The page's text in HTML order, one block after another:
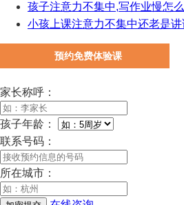
孩子注意力不集中,写作业慢怎
小孩上课注意力不集中还老是
预约免费体验课
家长称呼：
孩子年龄：
联系号码：
所在城市：